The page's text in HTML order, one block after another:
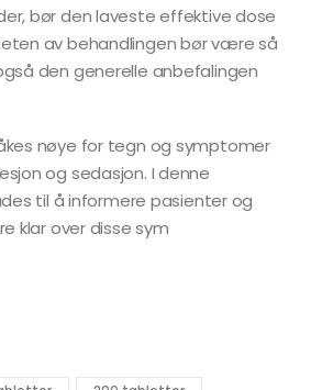
bør den laveste effektive dose
av behandlingen bør være så
den generelle anbefalingen
nøye for tegn og symptomer
og sedasjon. I denne
til å informere pasienter og
klar over disse sym